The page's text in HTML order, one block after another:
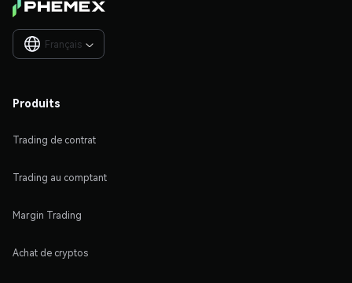
Français 
Produits
Trading de contrat
Trading au comptant
Margin Trading
Achat de cryptos